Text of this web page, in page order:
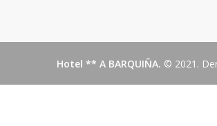
Hotel ** A BARQUIÑA. © 2021.